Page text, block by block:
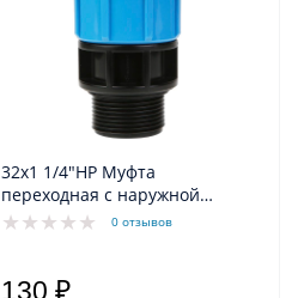
32х1 1/4"НР Муфта
переходная с наружной
резьбой
0 отзывов
130 ₽